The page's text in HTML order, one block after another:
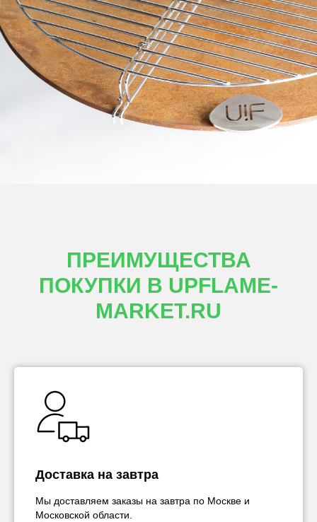
ПРЕИМУЩЕСТВА
ПОКУПКИ В UPFLAME-
MARKET.RU
Доставка на завтра
Мы доставляем заказы на завтра по Москве и
Московской области.